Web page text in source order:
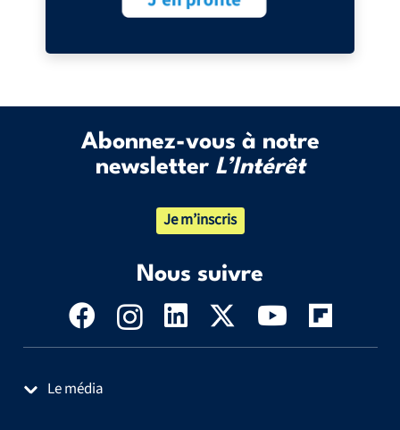
Abonnez-vous à notre
newsletter L’Intérêt
Je m’inscris
Nous suivre
Le média